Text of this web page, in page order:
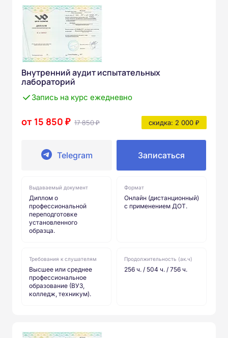
Внутренний аудит испытательных
лабораторий
Запись на курс ежедневно
от 15 850 ₽ 17 850 ₽ скидка: 2 000 ₽
Telegram Записаться
Выдаваемый документ
Диплом о
профессиональной
переподготовке
установленного
образца.
Формат
Онлайн (дистанционный)
с применением ДОТ.
Требования к слушателям
Высшее или среднее
профессиональное
образование (ВУЗ,
колледж, техникум).
Продолжительность (ак.ч)
256 ч. / 504 ч. / 756 ч.